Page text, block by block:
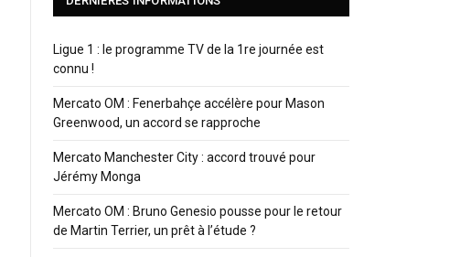
Ligue 1 : le programme TV de la 1re journée est
connu !
Mercato OM : Fenerbahçe accélère pour Mason
Greenwood, un accord se rapproche
Mercato Manchester City : accord trouvé pour
Jérémy Monga
Mercato OM : Bruno Genesio pousse pour le retour
de Martin Terrier, un prêt à l’étude ?